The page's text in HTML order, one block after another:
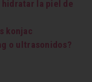
hidratar la piel de
konjac
o ultrasonidos?